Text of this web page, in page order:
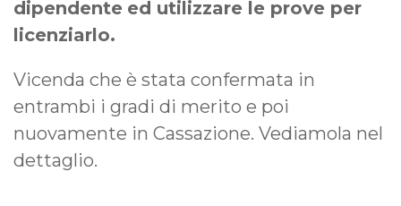
dipendente ed utilizzare le prove per
licenziarlo.
Vicenda che è stata confermata in
entrambi i gradi di merito e poi
nuovamente in Cassazione. Vediamola nel
dettaglio.